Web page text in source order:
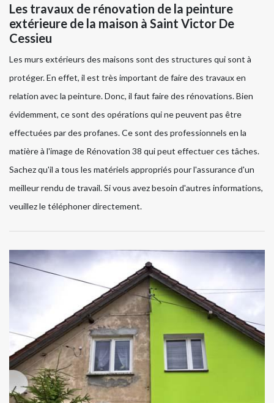
Les travaux de rénovation de la peinture
extérieure de la maison à Saint Victor De
Cessieu
Les murs extérieurs des maisons sont des structures qui sont à
protéger. En effet, il est très important de faire des travaux en
relation avec la peinture. Donc, il faut faire des rénovations. Bien
évidemment, ce sont des opérations qui ne peuvent pas être
effectuées par des profanes. Ce sont des professionnels en la
matière à l'image de Rénovation 38 qui peut effectuer ces tâches.
Sachez qu'il a tous les matériels appropriés pour l'assurance d'un
meilleur rendu de travail. Si vous avez besoin d'autres informations,
veuillez le téléphoner directement.